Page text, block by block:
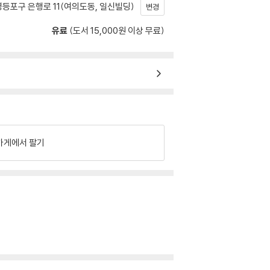
포구 은행로 11(여의도동, 일신빌딩) 변경
유료 (도서 15,000원 이상 무료)
게에서 팔기